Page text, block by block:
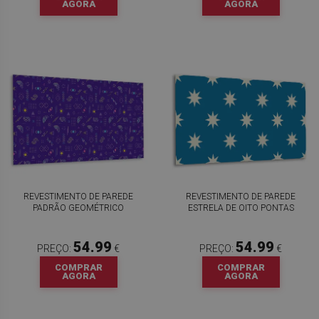
AGORA
AGORA
REVESTIMENTO DE PAREDE
PADRÃO GEOMÉTRICO
PREÇO: 54.99 €
COMPRAR
AGORA
REVESTIMENTO DE PAREDE
ESTRELA DE OITO PONTAS
PREÇO: 54.99 €
COMPRAR
AGORA